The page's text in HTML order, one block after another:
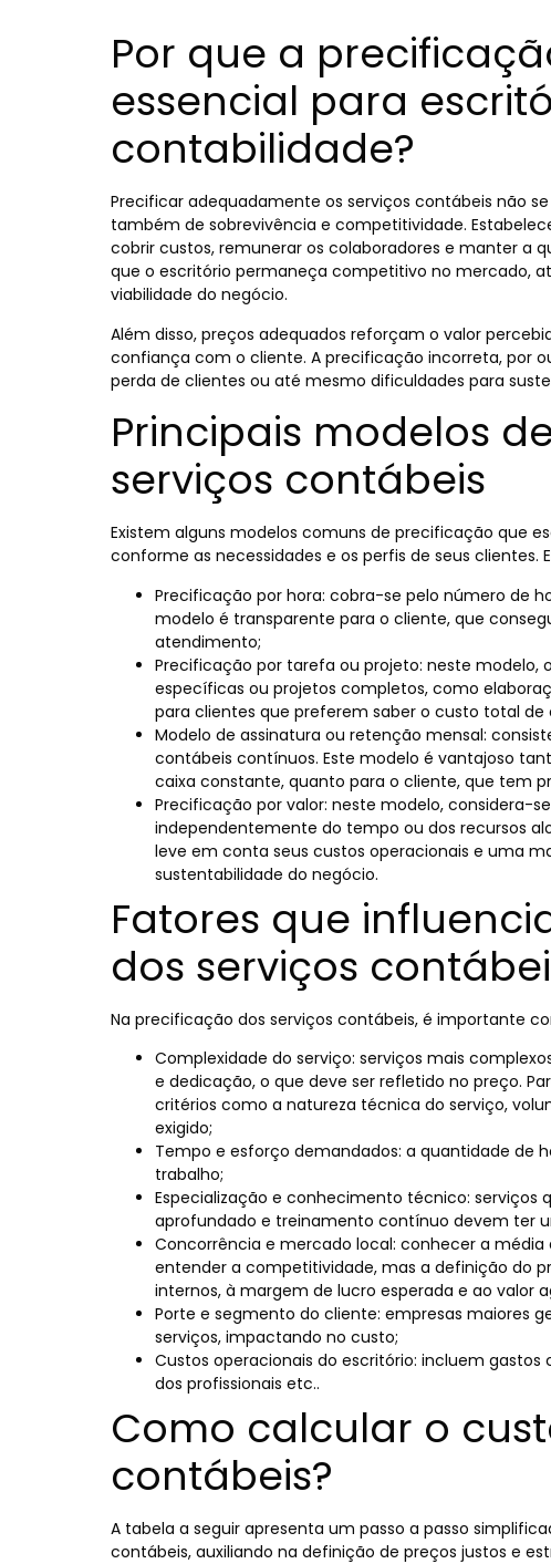
Por que a
essencial para
contabilidade?
Precificar adequadamente os serviços contábeis não
também de sobrevivência e competitividade.
cobrir custos, remunerar os colaboradores e manter a
que o escritório permaneça competitivo no mercado,
viabilidade do negócio.
Além disso, preços adequados reforçam o valor
confiança com o cliente. A precificação incorreta, por
perda de clientes ou até mesmo dificuldades para
Principais modelos
serviços contábeis
Existem alguns modelos comuns de precificação que
conforme as necessidades e os perfis de seus clientes.
Precificação por hora: cobra-se pelo número de
modelo é transparente para o cliente, que
atendimento;
Precificação por tarefa ou projeto: neste modelo,
específicas ou projetos completos, como
para clientes que preferem saber o custo total
Modelo de assinatura ou retenção mensal:
contábeis contínuos. Este modelo é vantajoso
caixa constante, quanto para o cliente, que tem
Precificação por valor: neste modelo, considera-
independentemente do tempo ou dos recursos
leve em conta seus custos operacionais e uma
sustentabilidade do negócio.
Fatores que
dos serviços
Na precificação dos serviços contábeis, é importante
Complexidade do serviço: serviços mais
e dedicação, o que deve ser refletido no preço.
critérios como a natureza técnica do serviço,
exigido;
Tempo e esforço demandados: a quantidade de
trabalho;
Especialização e conhecimento técnico:
aprofundado e treinamento contínuo devem ter
Concorrência e mercado local: conhecer a
entender a competitividade, mas a definição do
internos, à margem de lucro esperada e ao valor
Porte e segmento do cliente: empresas maiores
serviços, impactando no custo;
Custos operacionais do escritório: incluem
dos profissionais etc..
Como calcular o
contábeis?
A tabela a seguir apresenta um passo a passo
contábeis, auxiliando na definição de preços justos e